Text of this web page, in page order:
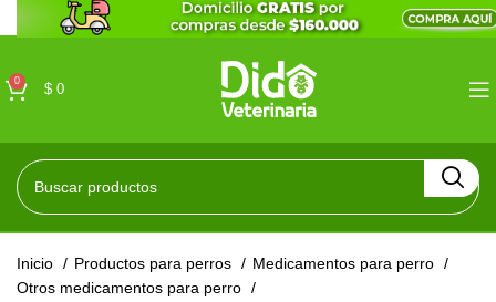
0
$ 0
Inicio Productos para perros
Medicamentos para perro
Otros medicamentos para perro